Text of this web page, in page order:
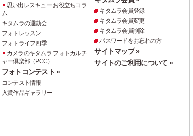
思い出レスキュー お役立ちコラ
ム
キタムラの運動会
フォトレッスン
フォトライフ四季
カメラのキタムラ フォトカルチ
ャー倶楽部（PCC）
フォトコンテスト »
コンテスト情報
入賞作品ギャラリー
キタムラ会員登録
キタムラ会員変更
キタムラ会員削除
パスワードをお忘れの方
サイトマップ »
サイトのご利用について »